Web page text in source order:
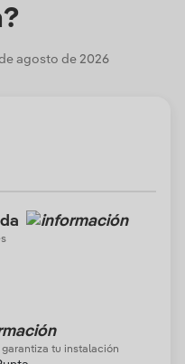
de agosto de 2026
tu instalación